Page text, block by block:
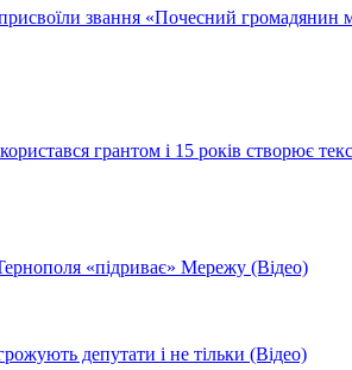
звання «Почесний громадянин
грантом і 15 років створює
«підриває» Мережу (Відео)
депутати і не тільки (Відео)